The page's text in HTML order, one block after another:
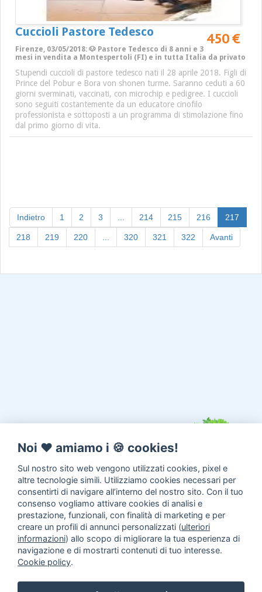
Cuccioli Pastore Tedesco 450 €
Firenze, 03/05/2018: 🐶 Pastore Tedesco di 8 anni e 3
mesi in vendita a Montespertoli (FI) e in tutta Italia da privato
Stupendi cuccioli di pastore tedesco nati il 28 aprile 2018. Figli di
Prince del Pobur e Bora von shonen turme. Saranno ceduti a 60
giorni sverminati, vaccinati, con microchip e pedigree. I cuccioli
sono seguiti costantemente da un educatore cinofilo
professionista e sottoposti a un programma di stimolazione fino
dal primo giorno di vita.
Indietro 1 2 3 214 215 216 217
218 219 220 320 321 322 Avanti
Noi ♥️ amiamo i 🍪 cookies!
Sul nostro sito web vengono utilizzati cookies, pixel e
altre tecnologie simili. Utilizziamo cookies necessari per
consentirti di navigare all’interno del nostro sito. Con il tuo
consenso vogliamo attivare cookies di analisi e
prestazione, funzionali, con finalità di marketing e per
creare un profili di annunci personalizzati (ulteriori
informazioni) allo scopo di migliorare la tua esperienza di
navigazione e di mostrarti contenuti di tuo interesse.
Cookie policy.